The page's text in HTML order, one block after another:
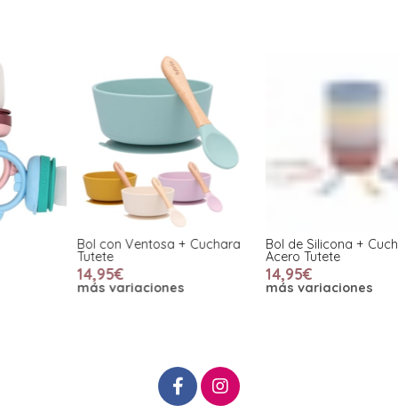
Bol con Ventosa + Cuchara
más variaciones
Bol de Silicona + Cuchara de
Acero Tutete
más variaciones